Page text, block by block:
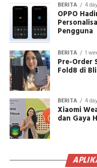
BERITA 4
OPPO
Pengguna
BERITA 1
Pre-Order
Fold8 di
BERITA 4
Xiaomi
dan Gaya